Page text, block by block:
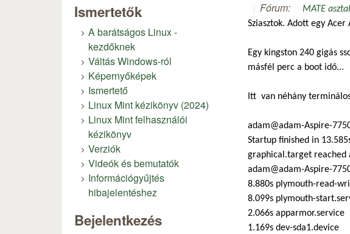
Fórum:
MATE
Sziasztok. Adott egy
Egy kingston 240 gigás
másfél perc a boot idő...
Itt van néhány
adam@adam-Aspire-
Startup finished in
graphical.target reached
adam@adam-Aspire-
8.880s plymouth-read-
8.099s plymouth-
2.066s apparmor.service
1.169s dev-sda1.device
Ismertetők
A barátságos Linux -
kezdőknek
Váltás Windows-ról
Képernyőképek
Ismertető
Linux Mint kézikönyv (2024)
Linux Mint felhasználói
kézikönyv
Verziók
Videók és bemutatók
Információgyűjtés
hibajelentéshez
Bejelentkezés